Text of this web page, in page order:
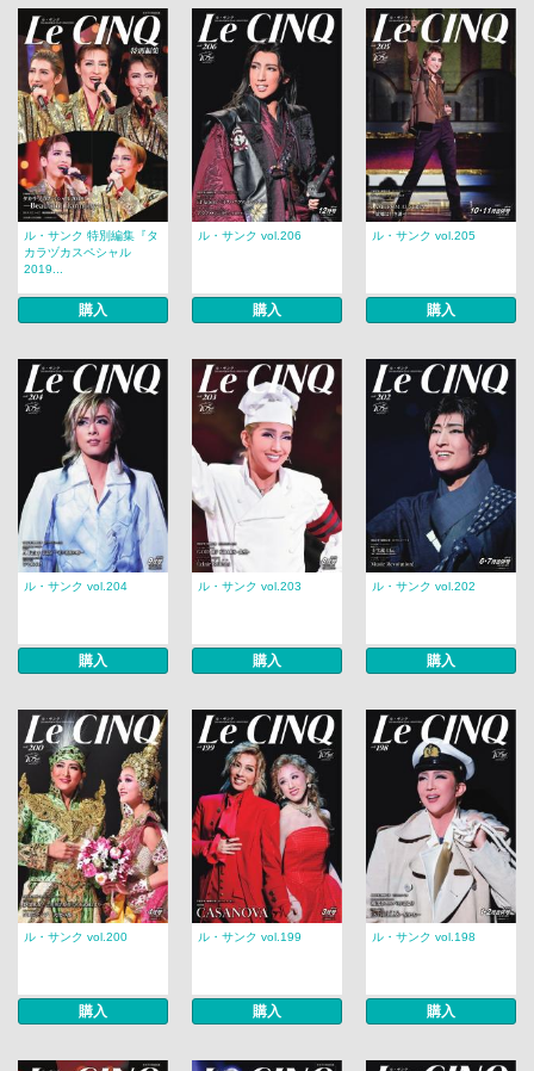
ル・サンク 特別編集『タ
カラヅカスペシャル
2019...
購入
ル・サンク vol.206
購入
ル・サンク vol.205
購入
ル・サンク vol.204
購入
ル・サンク vol.203
購入
ル・サンク vol.202
購入
ル・サンク vol.200
購入
ル・サンク vol.199
購入
ル・サンク vol.198
購入